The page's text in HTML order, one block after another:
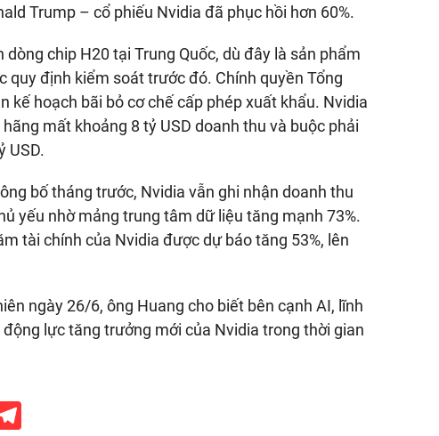
Trump – cổ phiếu Nvidia đã phục hồi hơn 60%.
chip H20 tại Trung Quốc, dù đây là sản phẩm
quy định kiểm soát trước đó. Chính quyền Tổng
kế hoạch bãi bỏ cơ chế cấp phép xuất khẩu. Nvidia
mất khoảng 8 tỷ USD doanh thu và buộc phải
USD.
bố tháng trước, Nvidia vẫn ghi nhận doanh thu
yếu nhờ mảng trung tâm dữ liệu tăng mạnh 73%.
tài chính của Nvidia được dự báo tăng 53%, lên
ngày 26/6, ông Huang cho biết bên cạnh AI, lĩnh
lực tăng trưởng mới của Nvidia trong thời gian